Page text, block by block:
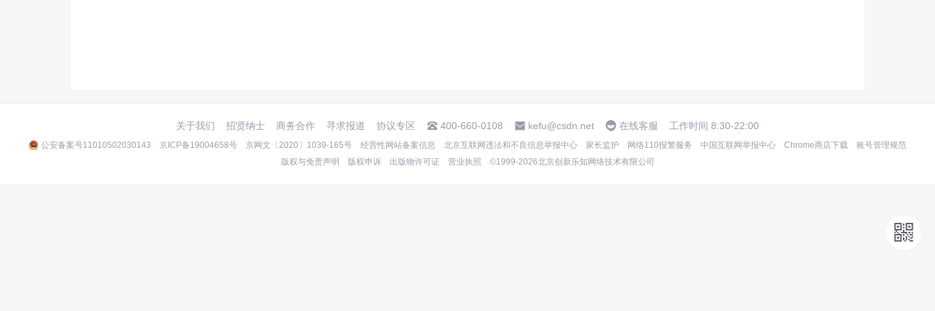

关于我们 招贤纳士 商务合作 寻求报道 协议专区 400-660-0108 kefu@csdn.net 在线客服 工作时间 8:30-22:00
公安备案号11010502030143 京ICP备19004658号 京网文〔2020〕1039-165号 经营性网站备案信息 北京互联网违法和不良信息举报中心 家长监护 网络110报警服务 中国互联网举报中心 Chrome商店下载
账号管理规范
版权与免责声明
版权申诉 出版物许可证 营业执照 ©1999-2026北京创新乐知网络技术有限公司